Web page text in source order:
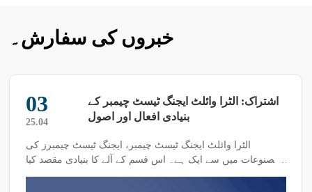
خبروں کی سفارش۔
03
25.04
اشتراک: الٹرا وائلٹ ایجنگ ٹیسٹ چیمبر کے
بنیادی افعال اور اصول
الٹرا وائلٹ ایجنگ ٹیسٹ چیمبر، ایجنگ ٹیسٹ چیمبرز کی
مصنوعات میں سے ایک ہے۔ اس قسم کے آلے کا بنیادی مقصد کیا